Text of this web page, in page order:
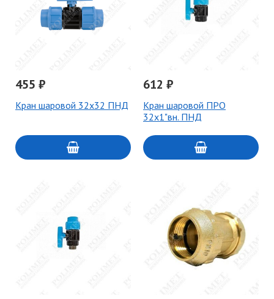
455 ₽
Кран шаровой 32х32 ПНД
612 ₽
Кран шаровой ПРО
32х1"вн. ПНД